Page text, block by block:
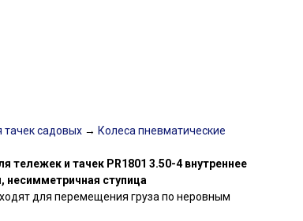
тачек садовых → Колеса пневматические
тележек и тачек PR1801 3.50-4 внутреннее
несимметричная ступица
для перемещения груза по неровным